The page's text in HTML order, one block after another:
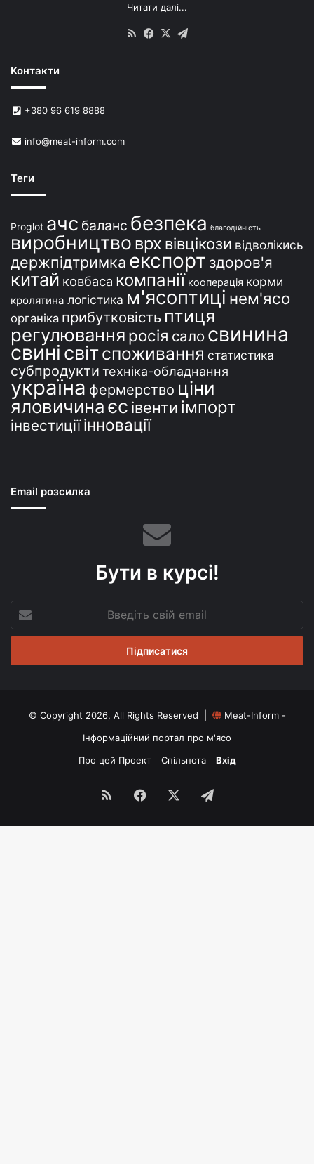
е
й
У
р
ї
Читати далі...
RSS Facebook
X
Контакти
+380 96 619 8888
info@meat-inform.com
Теги
Proglot ачс баланс безпека благодійність
виробництво врх вівцікози відволікись
держпідтримка експорт здоров'я
китай ковбаса компанії кооперація корми
кролятина логістика м'ясоптиці нем'ясо
органіка прибутковість птиця
регулювання росія сало свинина
свині світспоживання статистика
субпродукти техніка-обладнання
україна фермерство ціни
яловичинаєс івенти імпорт
інвестиції інновації
Email розсилка
Бути в курсі!
свій
email
© Copyright 2026, All Rights Reserved |
Meat-Inform -
Інформаційний портал про м'ясо
Про цей Проект
Спільнота Вхід
RSS Facebook